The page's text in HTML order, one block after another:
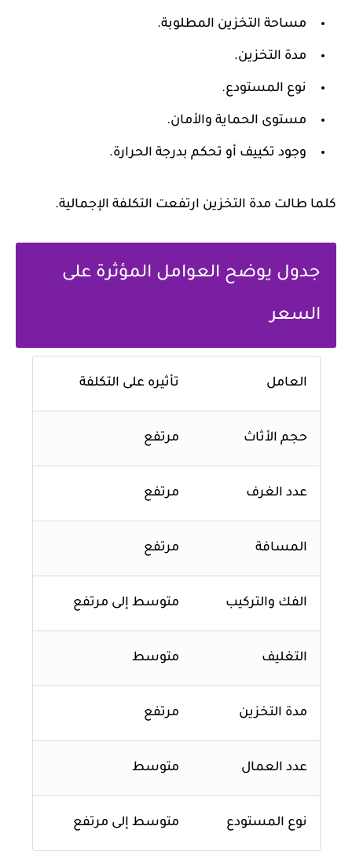
مساحة التخزين المطلوبة.
مدة التخزين.
نوع المستودع.
مستوى الحماية والأمان.
وجود تكييف أو تحكم بدرجة الحرارة.
كلما طالت مدة التخزين ارتفعت التكلفة الإجمالية.
جدول يوضح العوامل المؤثرة على
السعر
العامل تأثيره على التكلفة
حجم الأثاث مرتفع
عدد الغرف مرتفع
المسافة مرتفع
الفك والتركيب متوسط إلى مرتفع
التغليف متوسط
مدة التخزين مرتفع
عدد العمال متوسط
نوع المستودع متوسط إلى مرتفع